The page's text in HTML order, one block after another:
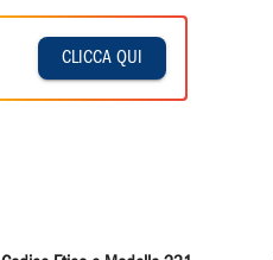
CLICCA QUI